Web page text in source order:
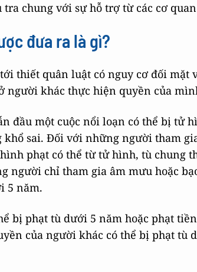
chung với sự hỗ trợ từ các cơ
đưa ra là gì?
thiết quân luật có nguy cơ đối mặt
người khác thực hiện quyền của
đầu một cuộc nổi loạn có thể bị tử
khổ sai. Đối với những người tham
phạt có thể từ tử hình, tù chung
người chỉ tham gia âm mưu hoặc
5 năm.
bị phạt tù dưới 5 năm hoặc phạt
của người khác có thể bị phạt tù